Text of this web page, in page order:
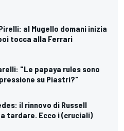
al Mugello domani inizia
tocca alla Ferrari
"Le papaya rules sono
su Piastri?"
il rinnovo di Russell
tardare. Ecco i (cruciali)